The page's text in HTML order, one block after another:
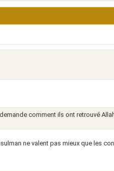
comment ils ont retrouvé
ne valent pas mieux que les